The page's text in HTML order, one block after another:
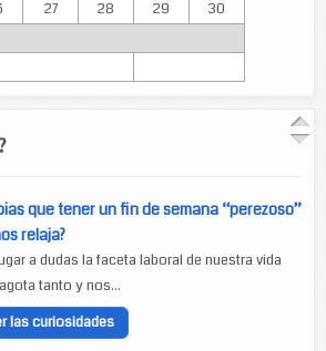
27 28 29
30
que tener un fin de semana “perezoso”
relaja?
a dudas la faceta laboral de nuestra vida
tanto y nos...
las curiosidades